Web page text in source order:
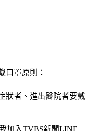
狀者、進出醫院者要戴